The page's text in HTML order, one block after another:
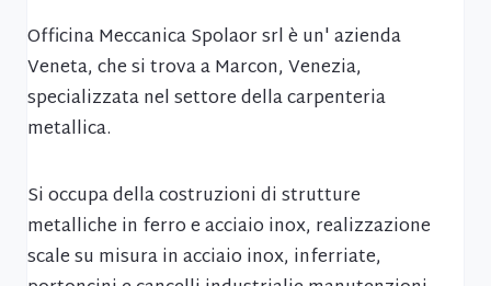
Officina Meccanica Spolaor srl è un' azienda
Veneta, che si trova a Marcon, Venezia,
specializzata nel settore della carpenteria
metallica.
Si occupa della costruzioni di strutture
metalliche in ferro e acciaio inox, realizzazione
scale su misura in acciaio inox, inferriate,